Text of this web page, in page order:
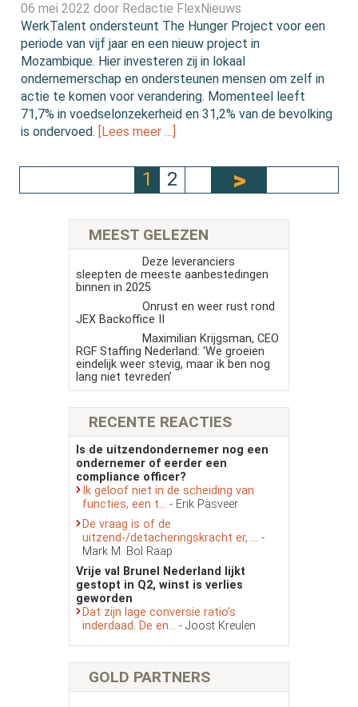
06 mei 2022 door Redactie FlexNieuws
WerkTalent ondersteunt The Hunger Project voor een
periode van vijf jaar en een nieuw project in
Mozambique. Hier investeren zij in lokaal
ondernemerschap en ondersteunen mensen om zelf in
actie te komen voor verandering. Momenteel leeft
71,7% in voedselonzekerheid en 31,2% van de bevolking
is ondervoed.
[Lees meer …]
1 2
MEEST GELEZEN
Deze leveranciers
sleepten de meeste aanbestedingen
binnen in 2025
Onrust en weer rust rond
JEX Backoffice II
Maximilian Krijgsman, CEO
RGF Staffing Nederland: ‘We groeien
eindelijk weer stevig, maar ik ben nog
lang niet tevreden’
RECENTE REACTIES
Is de uitzendondernemer nog een
ondernemer of eerder een
compliance officer?
Ik geloof niet in de scheiding van
functies, een t... - Erik Pasveer
De vraag is of de
uitzend-/detacheringskracht er, ... -
Mark M. Bol Raap
Vrije val Brunel Nederland lijkt
gestopt in Q2, winst is verlies
geworden
Dat zijn lage conversie ratio’s
inderdaad. De en... - Joost Kreulen
GOLD PARTNERS